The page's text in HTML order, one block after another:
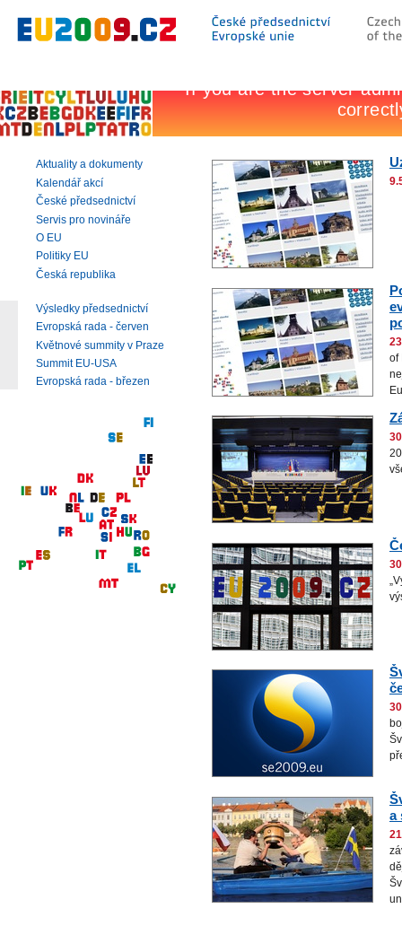
hlavní
|
navigaci
|
vyhledávání
of
a
Aktuality a dokumenty
Kalendář akcí
České předsednictví
Servis pro novináře
O EU
Politiky EU
Česká republika
Výsledky předsednictví
Evropská rada - červen
Květnové summity v Praze
Summit EU-USA
Evropská rada - březen